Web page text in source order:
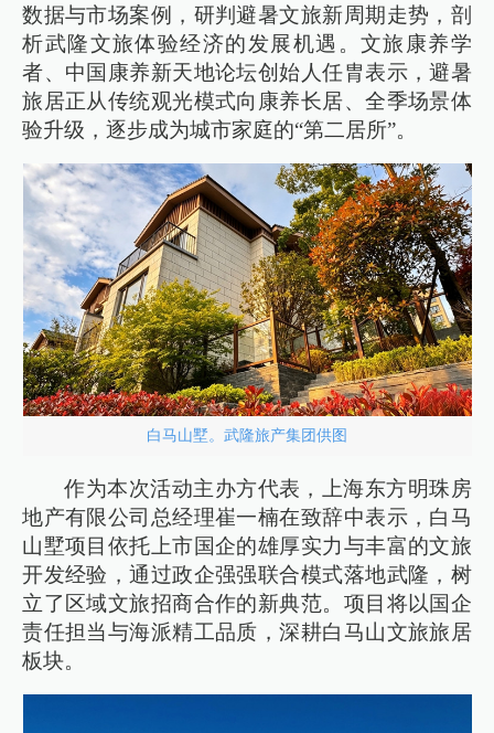
数据与市场案例，研判避暑文旅新周期走势，剖
析武隆文旅体验经济的发展机遇。文旅康养学
者、中国康养新天地论坛创始人任胄表示，避暑
旅居正从传统观光模式向康养长居、全季场景体
验升级，逐步成为城市家庭的“第二居所”。
白马山墅。武隆旅产集团供图
作为本次活动主办方代表，上海东方明珠房
地产有限公司总经理崔一楠在致辞中表示，白马
山墅项目依托上市国企的雄厚实力与丰富的文旅
开发经验，通过政企强强联合模式落地武隆，树
立了区域文旅招商合作的新典范。项目将以国企
责任担当与海派精工品质，深耕白马山文旅旅居
板块。